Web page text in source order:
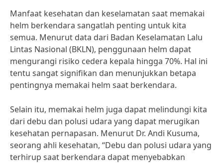
Manfaat kesehatan dan keselamatan saat memakai
helm berkendara sangatlah penting untuk kita
semua. Menurut data dari Badan Keselamatan Lalu
Lintas Nasional (BKLN), penggunaan helm dapat
mengurangi risiko cedera kepala hingga 70%. Hal ini
tentu sangat signifikan dan menunjukkan betapa
pentingnya memakai helm saat berkendara.
Selain itu, memakai helm juga dapat melindungi kita
dari debu dan polusi udara yang dapat merugikan
kesehatan pernapasan. Menurut Dr. Andi Kusuma,
seorang ahli kesehatan, “Debu dan polusi udara yang
terhirup saat berkendara dapat menyebabkan